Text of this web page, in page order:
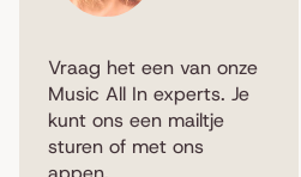
Vraag het een van onze
Music All In experts. Je
kunt ons een mailtje
sturen of met ons